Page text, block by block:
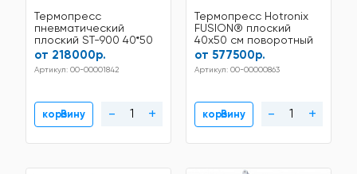
Термопресс
пневматический
плоский ST-900 40*50
см с двумя столами
от 218000р.
Артикул: 00-00001842
В корзину - +
Термопресс Hotronix
FUSION® плоский
40x50 см поворотный
от 577500р.
Артикул: 00-00000863
В корзину - +